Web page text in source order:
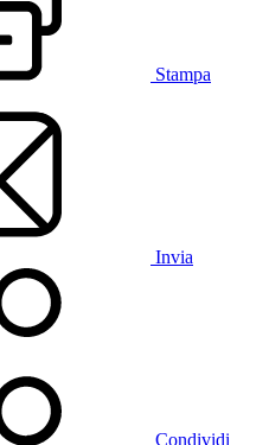
Stampa
Invia
Condividi